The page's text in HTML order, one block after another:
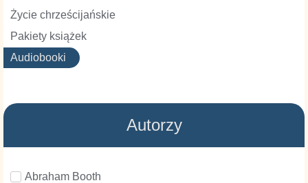
Życie chrześcijańskie
Pakiety książek
Audiobooki
Autorzy
Abraham Booth